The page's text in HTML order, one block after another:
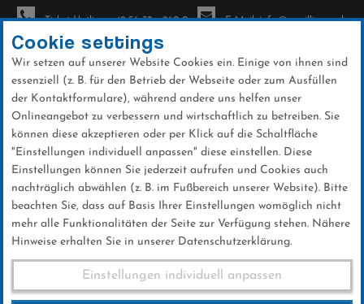
Direkt
zum
Inhalt
Ticket-Hotline: +49 56 32 - 960-0 E-Mail: info@sc-willingen.de
News
Club-News 24.11.2017
Cookie settings
Wir setzen auf unserer Website Cookies ein. Einige von ihnen sind
essenziell (z. B. für den Betrieb der Webseite oder zum Ausfüllen
der Kontaktformulare), während andere uns helfen unser
Onlineangebot zu verbessern und wirtschaftlich zu betreiben. Sie
können diese akzeptieren oder per Klick auf die Schaltfläche
"Einstellungen individuell anpassen" diese einstellen. Diese
Einstellungen können Sie jederzeit aufrufen und Cookies auch
nachträglich abwählen (z. B. im Fußbereich unserer Website). Bitte
beachten Sie, dass auf Basis Ihrer Einstellungen womöglich nicht
mehr alle Funktionalitäten der Seite zur Verfügung stehen. Nähere
Hinweise erhalten Sie in unserer Datenschutzerklärung.
Einstellungen individuell anpassen